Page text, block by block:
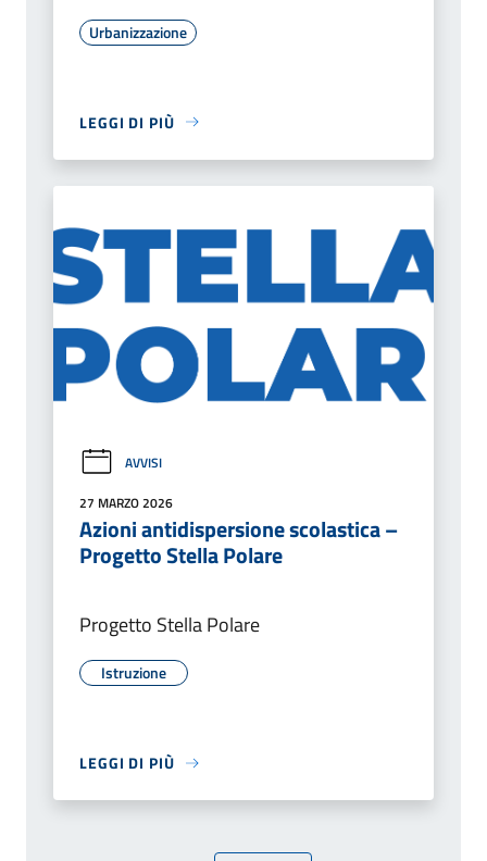
Urbanizzazione
LEGGI DI PIÙ
AVVISI
27 MARZO 2026
Azioni antidispersione scolastica –
Progetto Stella Polare
Progetto Stella Polare
Istruzione
LEGGI DI PIÙ